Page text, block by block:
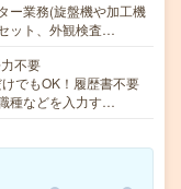
ー業務(旋盤機や加工機
ット、外観検査…
不要
でもOK！履歴書不要
種などを入力す…